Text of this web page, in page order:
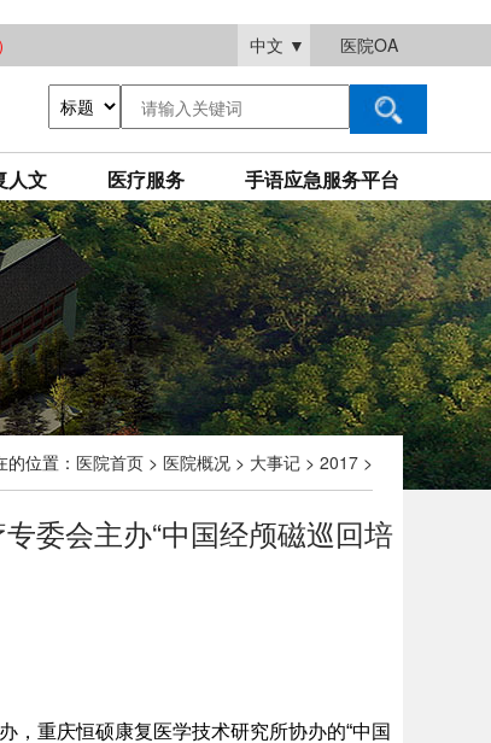
中文 ▼ 医院OA
人文 医疗服务 手语应急服务平台
的位置： 医院首页 > 医院概况 > 大事记 > 2017 >
委会主办“中国经颅磁巡回培
重庆恒硕康复医学技术研究所协办的“中国